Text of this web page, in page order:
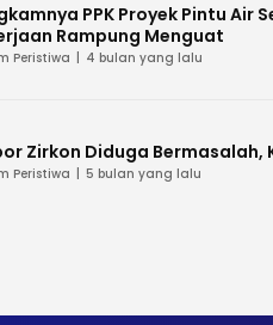
PPK Proyek Pintu Air
Rampung Menguat
Peristiwa 4 bulan yang lalu
Zirkon Diduga Bermasalah,
Peristiwa 5 bulan yang lalu